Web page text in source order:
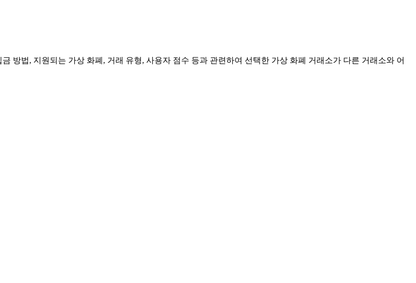
방법, 지원되는 가상 화폐, 거래 유형, 사용자 점수 등과 관련하여 선택한 가상 화폐 거래소가 다른 거래소와 어